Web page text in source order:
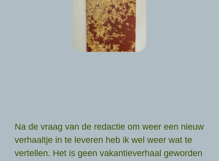
Na de vraag van de redactie om weer een nieuw
verhaaltje in te leveren heb ik wel weer wat te
vertellen. Het is geen vakantieverhaal geworden